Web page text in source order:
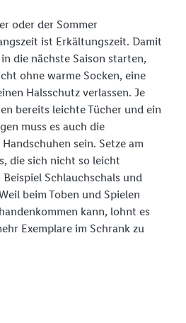
oder der Sommer
ist Erkältungszeit. Damit
die nächste Saison starten,
ohne warme Socken, eine
Halsschutz verlassen. Je
bereits leichte Tücher und ein
muss es auch die
sein. Setze am
die sich nicht so leicht
Schlauchschals und
beim Toben und Spielen
kann, lohnt es
Exemplare im Schrank zu